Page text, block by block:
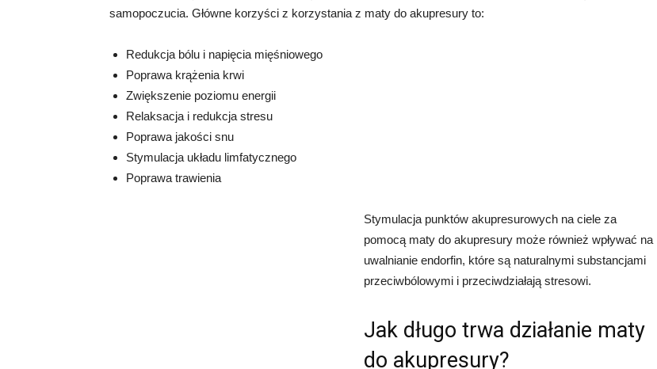
samopoczucia. Główne korzyści z korzystania z maty do akupresury to:
Redukcja bólu i napięcia mięśniowego
Poprawa krążenia krwi
Zwiększenie poziomu energii
Relaksacja i redukcja stresu
Poprawa jakości snu
Stymulacja układu limfatycznego
Poprawa trawienia
Stymulacja punktów akupresurowych na ciele za
pomocą maty do akupresury może również wpływać na
uwalnianie endorfin, które są naturalnymi substancjami
przeciwbólowymi i przeciwdziałają stresowi.
Jak długo trwa działanie maty
do akupresury?